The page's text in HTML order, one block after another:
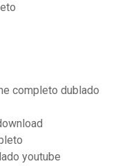
completo dublado
youtube